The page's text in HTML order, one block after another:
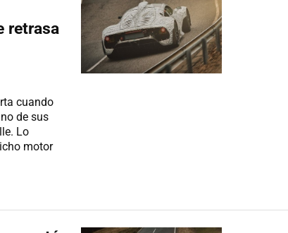
retrasa
cuando
de sus
Lo
motor